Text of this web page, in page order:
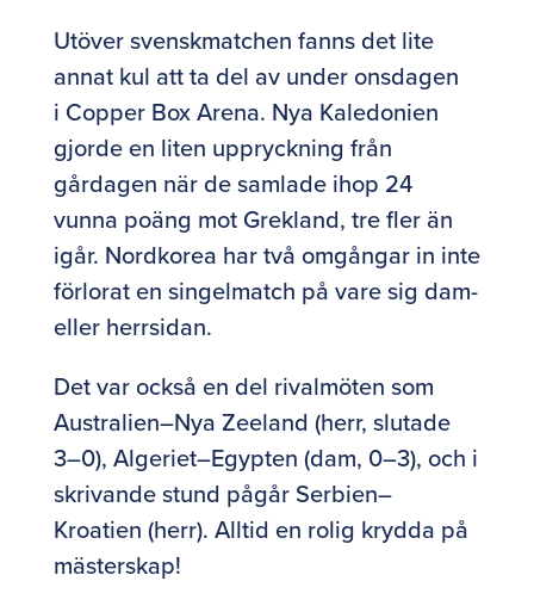
Utöver svenskmatchen fanns det lite
annat kul att ta del av under onsdagen
i Copper Box Arena. Nya Kaledonien
gjorde en liten uppryckning från
gårdagen när de samlade ihop 24
vunna poäng mot Grekland, tre fler än
igår. Nordkorea har två omgångar in inte
förlorat en singelmatch på vare sig dam-
eller herrsidan.
Det var också en del rivalmöten som
Australien–Nya Zeeland (herr, slutade
3–0), Algeriet–Egypten (dam, 0–3), och i
skrivande stund pågår Serbien–
Kroatien (herr). Alltid en rolig krydda på
mästerskap!